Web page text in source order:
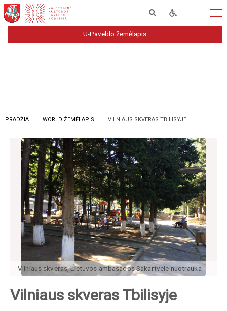
U-Paveldo žemėlapis
PRADŽIA WORLD ŽEMĖLAPIS VILNIAUS SKVERAS TBILISYJE
Vilniaus skveras, Lietuvos ambasados Sakartvele nuotrauka
Vilniaus skveras Tbilisyje